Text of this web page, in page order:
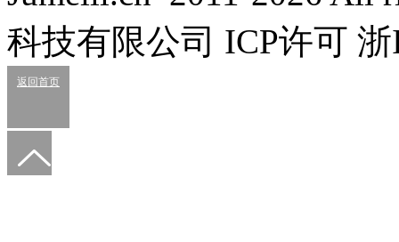
科技有限公司 ICP许可
返回首页